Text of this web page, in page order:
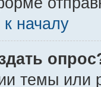
началу
темы или